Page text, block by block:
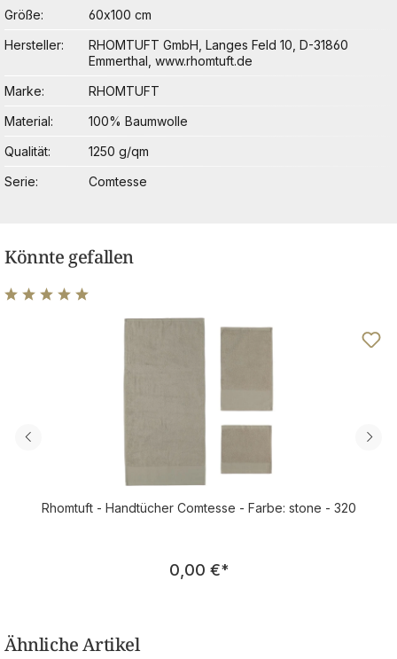
Größe
60x100 cm
Hersteller
RHOMTUFT GmbH, Langes Feld 10, D-31860
Emmerthal, www.rhomtuft.de
Marke
RHOMTUFT
Material
100% Baumwolle
Qualität
1250 g/qm
Serie
Comtesse
Könnte gefallen
Durchschnittliche Bewertung von 5 von 5 Sternen
Rhomtuft - Handtücher Comtesse - Farbe: stone - 320
Regulärer Preis:
0,00 €*
Ähnliche Artikel